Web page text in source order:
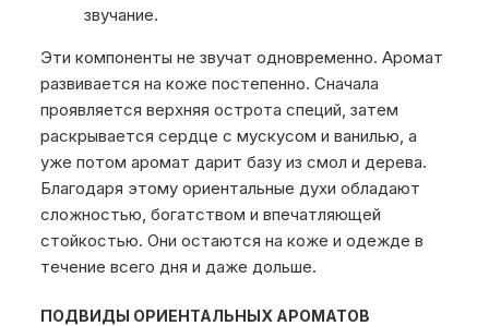
звучание.
Эти компоненты не звучат одновременно. Аромат
развивается на коже постепенно. Сначала
проявляется верхняя острота специй, затем
раскрывается сердце с мускусом и ванилью, а
уже потом аромат дарит базу из смол и дерева.
Благодаря этому ориентальные духи обладают
сложностью, богатством и впечатляющей
стойкостью. Они остаются на коже и одежде в
течение всего дня и даже дольше.
ПОДВИДЫ ОРИЕНТАЛЬНЫХ АРОМАТОВ